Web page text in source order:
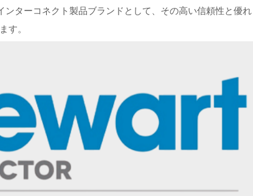
ターコネクト製品ブランドとして、その高い信頼性と優れ
す。